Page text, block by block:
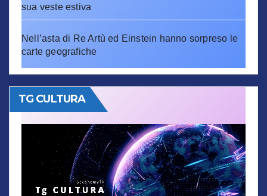
sua veste estiva
Nell’asta di Re Artù ed Einstein hanno sorpreso le
carte geografiche
TG CULTURA